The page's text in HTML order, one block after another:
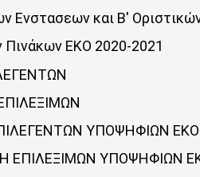
Ενστασεων και Β'
ΕΚΟ 2020-2021
ΥΠΟΨΗΦΙΩΝ ΕΚΟ
ΕΠΙΛΕΞΙΜΩΝ ΥΠΟΨΗΦΙΩΝ